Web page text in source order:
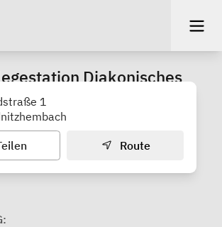
Diakonisches
1
Route